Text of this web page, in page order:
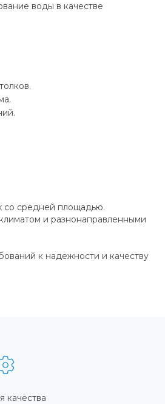
воды в качестве
со средней площадью.
и разнонаправленными
к надежности и качеству
качества